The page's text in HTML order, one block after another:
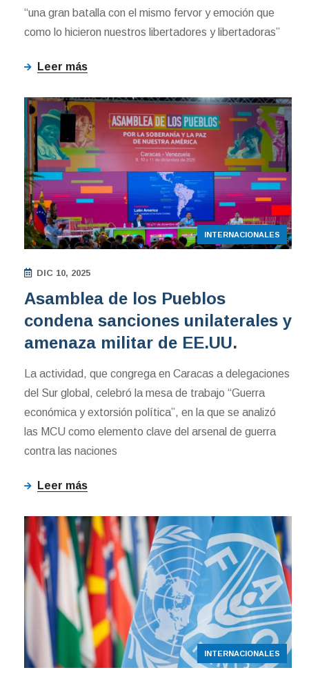
“una gran batalla con el mismo fervor y emoción que
como lo hicieron nuestros libertadores y libertadoras”
Leer más
INTERNACIONALES
DIC 10, 2025
Asamblea de los Pueblos
condena sanciones unilaterales y
amenaza militar de EE.UU.
La actividad, que congrega en Caracas a delegaciones
del Sur global, celebró la mesa de trabajo “Guerra
económica y extorsión política”, en la que se analizó
las MCU como elemento clave del arsenal de guerra
contra las naciones
Leer más
INTERNACIONALES